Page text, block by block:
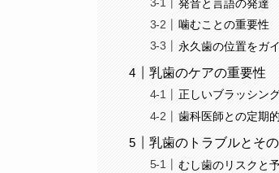
発音と言語の発達
噛むことの重要性
永久歯の位置をガ
乳歯のケアの重要性
正しいブラッシン
歯科医師との定期
乳歯のトラブルとそ
むし歯のリスクと